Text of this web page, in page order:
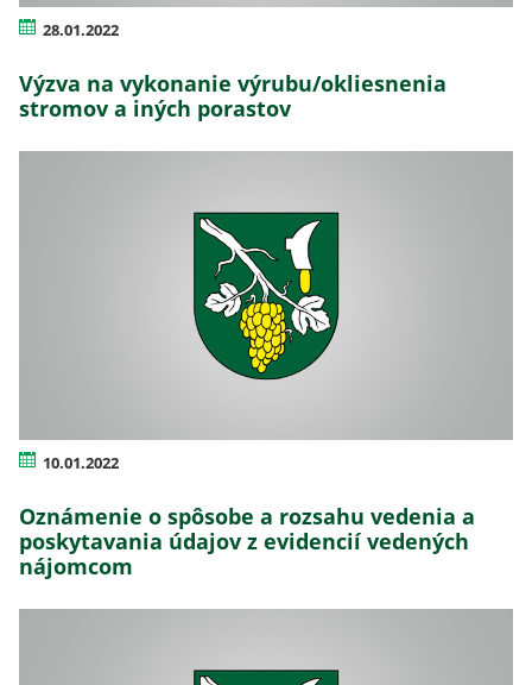
28.01.2022
Výzva na vykonanie výrubu/okliesnenia
stromov a iných porastov
10.01.2022
Oznámenie o spôsobe a rozsahu vedenia a
poskytavania údajov z evidencií vedených
nájomcom